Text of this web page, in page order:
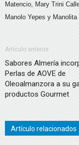
Matencio, Mary Trini
Manolo Yepes y
Artículo anterior
Sabores Almería
Perlas de AOVE de
Oleoalmanzora a su
productos Gourmet
Artículo relacionados